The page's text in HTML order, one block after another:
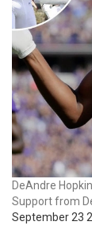
DeAndre
Support from
September 23